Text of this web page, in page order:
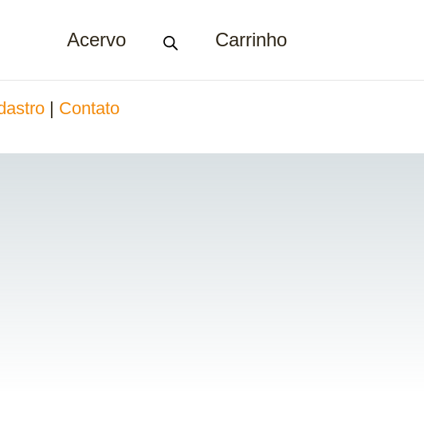
Acervo Carrinho
Contato